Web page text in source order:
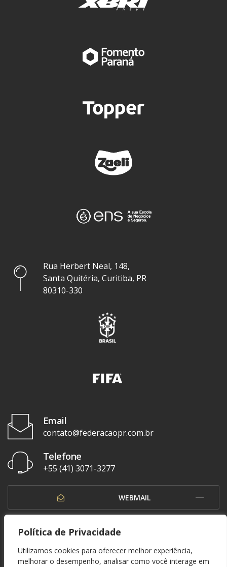
Política de Privacidade
Utilizamos cookies para oferecer melhor experiência,
melhorar o desempenho, analisar como você interage em
Rua Herbert Neal, 148,
Santa Quitéria, Curitiba, PR
80310-330
Email
contato@federacaopr.com.br
Telefone
+55 (41) 3071-3277
WEBMAIL
OUVIDORIA